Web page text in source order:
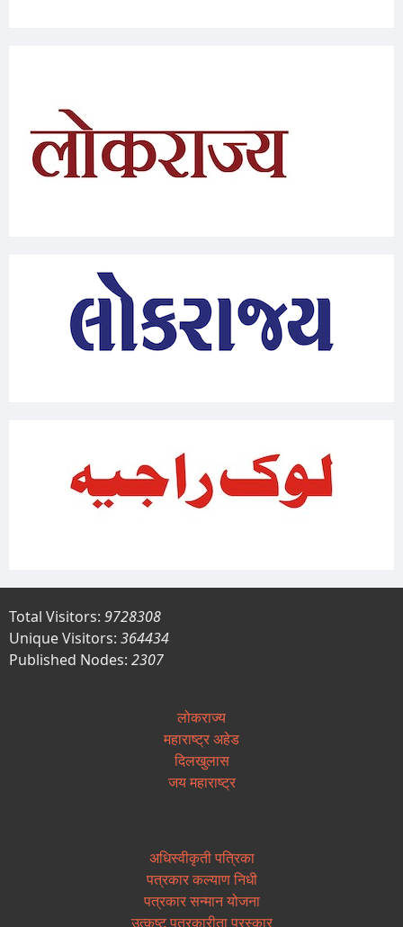
Total Visitors: 9728308
Unique Visitors: 364434
Published Nodes: 2307
लोकराज्य
महाराष्ट्र अहेड
दिलखुलास
जय महाराष्ट्र
अधिस्वीकृती पत्रिका
पत्रकार कल्याण निधी
पत्रकार सन्मान योजना
उत्कृष्ट पत्रकारीता पुरस्कार